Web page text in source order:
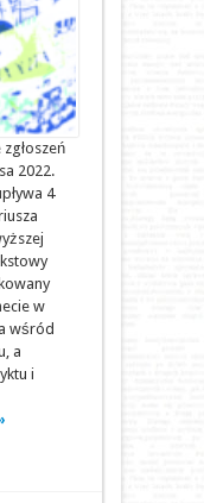
2022.
4
w
wśród
a
i